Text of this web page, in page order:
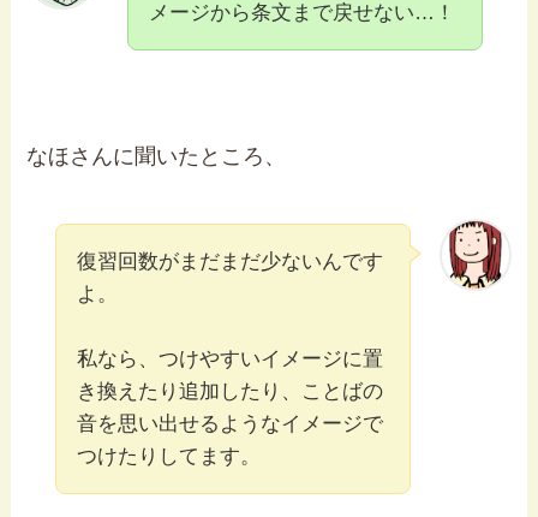
メージから条文まで戻せない…！
なほさんに聞いたところ、
復習回数がまだまだ少ないんです
よ。
私なら、つけやすいイメージに置
き換えたり追加したり、ことばの
音を思い出せるようなイメージで
つけたりしてます。